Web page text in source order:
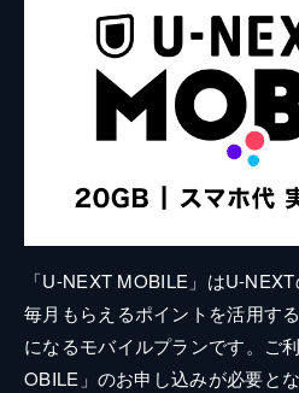
「U-NEXT MOBILE」はU-
毎月もらえるポイントを活用す
になるモバイルプランです。ご
OBILE」のお申し込みが必要とな